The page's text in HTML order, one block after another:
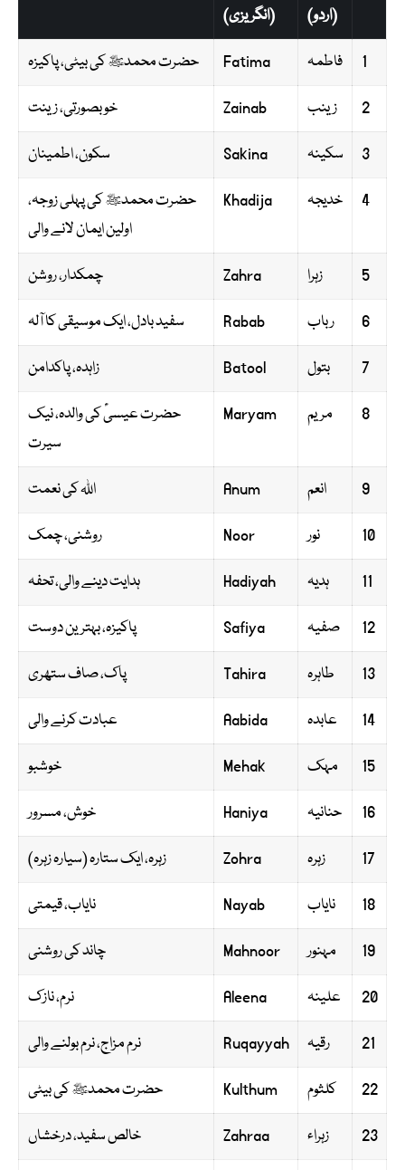
(اردو)
(انگریزی)
1 فاطمہ Fatima حضرت محمدﷺ کی بیٹی، پاکیزہ
2 زینب Zainab خوبصورتی، زینت
3 سکینہ Sakina سکون، اطمینان
4 خدیجہ Khadija
حضرت محمدﷺ کی پہلی زوجہ،
اولین ایمان لانے والی
5 زہرا Zahra چمکدار، روشن
6 رباب Rabab سفید بادل، ایک موسیقی کا آلہ
7 بتول Batool زاہدہ، پاکدامن
8 مریم Maryam
حضرت عیسیٰؑ کی والدہ، نیک
سیرت
9 انعم Anum اللہ کی نعمت
10 نور Noor روشنی، چمک
11 ہدیہ Hadiyah ہدایت دینے والی، تحفہ
12 صفیہ Safiya پاکیزہ، بہترین دوست
13 طاہرہ Tahira پاک، صاف ستھری
14 عابدہ Aabida عبادت کرنے والی
15 مہک Mehak خوشبو
16 حنانیہ Haniya خوش، مسرور
17 زہرہ Zohra زہرہ، ایک ستارہ (سیارہ زہرہ)
18 نایاب Nayab نایاب، قیمتی
19 مہنور Mahnoor چاند کی روشنی
20 علینہ Aleena نرم، نازک
21 رقیہ Ruqayyah نرم مزاج، نرم بولنے والی
22 کلثوم Kulthum حضرت محمدﷺ کی بیٹی
23 زہراء Zahraa خالص سفید، درخشاں